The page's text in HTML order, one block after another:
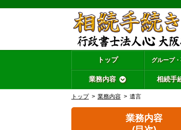
トップ グループ
業務内容 相続手
トップ 業務内容 遺言
業務内容